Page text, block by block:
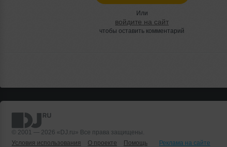
Или
войдите на сайт
чтобы оставить комментарий
© 2001 — 2026 «DJ.ru» Все права защищены.
Условия использования
О проекте Помощь
Реклама на сайте